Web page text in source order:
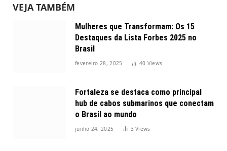
VEJA TAMBÉM
Mulheres que Transformam: Os 15
Destaques da Lista Forbes 2025 no
Brasil
fevereiro 28, 2025 40 Views
Fortaleza se destaca como principal
hub de cabos submarinos que conectam
o Brasil ao mundo
junho 24, 2025 3Views